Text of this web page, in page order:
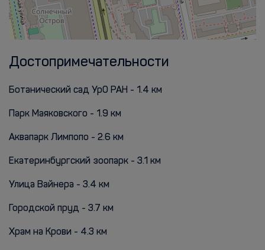
Достопримечательности
Ботанический сад УрО РАН - 1.4 км
Парк Маяковского - 1.9 км
Аквапарк Лимпопо - 2.6 км
Екатеринбургский зоопарк - 3.1 км
Улица Вайнера - 3.4 км
Городской пруд - 3.7 км
Храм на Крови - 4.3 км